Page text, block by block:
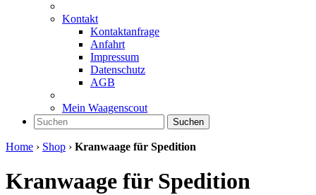
Kontakt
Kontaktanfrage
Anfahrt
Impressum
Datenschutz
AGB
Mein Waagenscout
Suchen
Home › Shop › Kranwaage für Spedition
Kranwaage für Spedition